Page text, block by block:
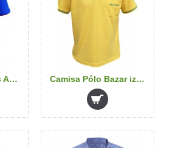
Camisa Pólo Assis Auto Peças Camisa Pólo Bazar izak